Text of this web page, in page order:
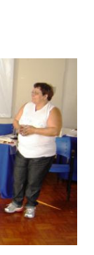
Natação,
alunos.
respeitando os
disciplina,
militar,
(1º, 2º e 3º
durante